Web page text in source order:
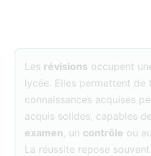
Les révisions occupent
lycée. Elles permettent de
connaissances acquises
acquis solides, capables
examen, un contrôle ou
La réussite repose